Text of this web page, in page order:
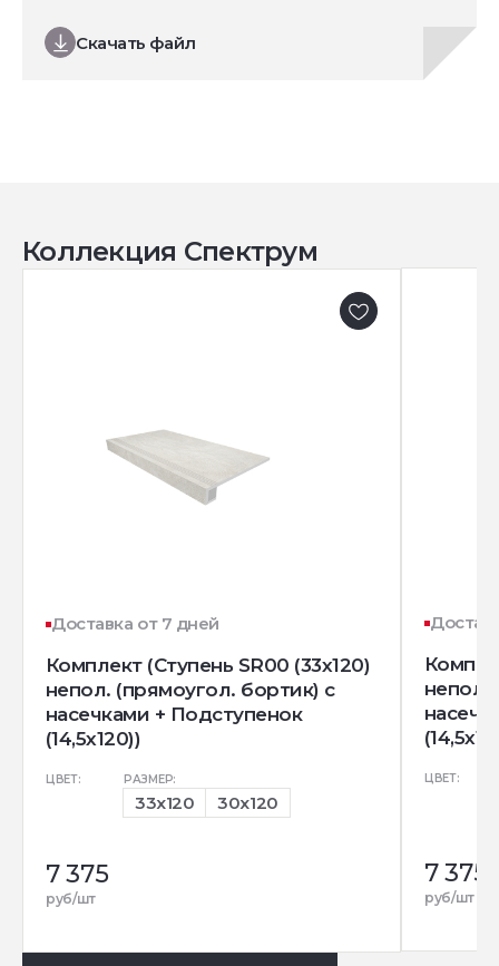
Скачать файл
Коллекция Спектрум
Доставка от 7 дней
Комплект (Ступень SR00 (33x120)
непол. (прямоугол. бортик) с
насечками + Подступенок
(14,5x120))
ЦВЕТ: РАЗМЕР:
33x120 30x120
7 375
руб/шт
непол.
ЦВЕТ:
7 375
руб/шт